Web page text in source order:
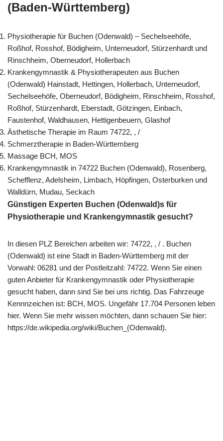
(Baden-Württemberg)
Physiotherapie für Buchen (Odenwald) – Sechelseehöfe,
Roßhof, Rosshof, Bödigheim, Unterneudorf, Stürzenhardt und
Rinschheim, Oberneudorf, Hollerbach
Krankengymnastik & Physiotherapeuten aus Buchen
(Odenwald) Hainstadt, Hettingen, Hollerbach, Unterneudorf,
Sechelseehöfe, Oberneudorf, Bödigheim, Rinschheim, Rosshof,
Roßhof, Stürzenhardt, Eberstadt, Götzingen, Einbach,
Faustenhof, Waldhausen, Hettigenbeuern, Glashof
Ästhetische Therapie im Raum 74722, , /
Schmerztherapie in Baden-Württemberg
Massage BCH, MOS
Krankengymnastik in 74722 Buchen (Odenwald), Rosenberg,
Schefflenz, Adelsheim, Limbach, Höpfingen, Osterburken und
Walldürn, Mudau, Seckach
Günstigen Experten Buchen (Odenwald)s für
Physiotherapie und Krankengymnastik gesucht?
In diesen PLZ Bereichen arbeiten wir: 74722, , / . Buchen
(Odenwald) ist eine Stadt in Baden-Württemberg mit der
Vorwahl: 06281 und der Postleitzahl: 74722. Wenn Sie einen
guten Anbieter für Krankengymnastik oder Physiotherapie
gesucht haben, dann sind Sie bei uns richtig. Das Fahrzeuge
Kennnzeichen ist: BCH, MOS. Ungefähr 17.704 Personen leben
hier. Wenn Sie mehr wissen möchten, dann schauen Sie hier:
https://de.wikipedia.org/wiki/Buchen_(Odenwald).